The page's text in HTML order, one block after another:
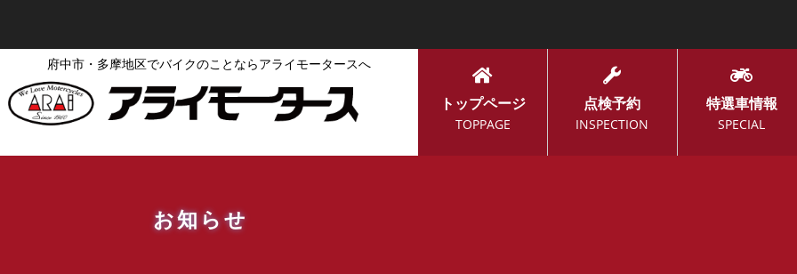
府中市・多摩地区でバイクのことならアライモータースへ
トップページ
TOPPAGE
点検予約
INSPECTION
特選車情報
SPECIAL
お知らせ